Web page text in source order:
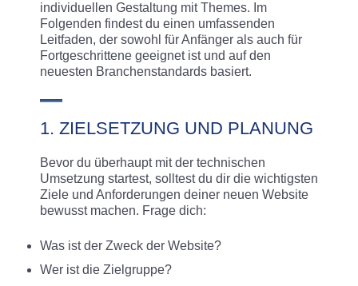
individuellen Gestaltung mit Themes. Im
Folgenden findest du einen umfassenden
Leitfaden, der sowohl für Anfänger als auch für
Fortgeschrittene geeignet ist und auf den
neuesten Branchenstandards basiert.
1. ZIELSETZUNG UND PLANUNG
Bevor du überhaupt mit der technischen
Umsetzung startest, solltest du dir die wichtigsten
Ziele und Anforderungen deiner neuen Website
bewusst machen. Frage dich:
Was ist der Zweck der Website?
Wer ist die Zielgruppe?